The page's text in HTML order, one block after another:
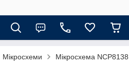
Мікросхеми Мікросхема